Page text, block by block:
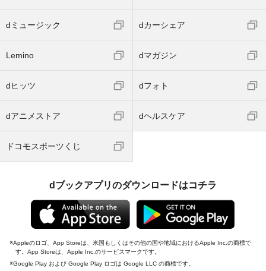
dミュージック dカーシェア
Lemino dマガジン
dヒッツ dフォト
dアニメストア dヘルスケア
ドコモスポーツくじ
dブックアプリのダウンロードはコチラ
Appleのロゴ、App Storeは、米国もしくはその他の国や地域におけるApple Inc.の商標で
す。App Storeは、Apple Inc.のサービスマークです。
Google Play および Google Play ロゴは Google LLC の商標です。